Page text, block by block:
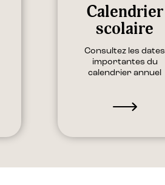
Calendrier
scolaire
Consultez les dates
importantes du
calendrier annuel